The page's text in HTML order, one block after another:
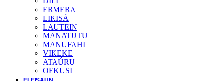
ERMERA
LIKISÁ
LAUTEIN
MANATUTU
MANUFAHI
VIKEKE
ATAÚRU
OEKUSI